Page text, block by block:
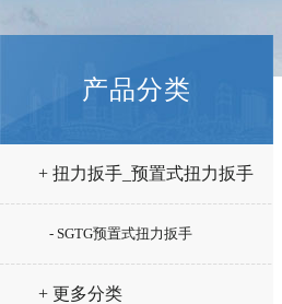
产品分类
+ 扭力扳手_预置式扭力扳手
- SGTG预置式扭力扳手
+ 更多分类